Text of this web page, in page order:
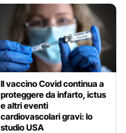
Il vaccino Covid continua a
proteggere da infarto, ictus
e altri eventi
cardiovascolari gravi: lo
studio USA